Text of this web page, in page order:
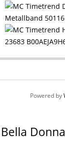
Metallband 50116
23683
Powered by
Bella Donna